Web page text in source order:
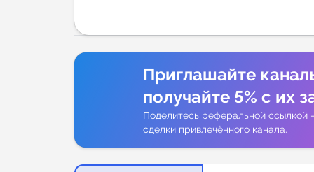
Приглашайте
получайте 5% с их
Поделитесь реферальной ссылкой
сделки привлечённого канала.